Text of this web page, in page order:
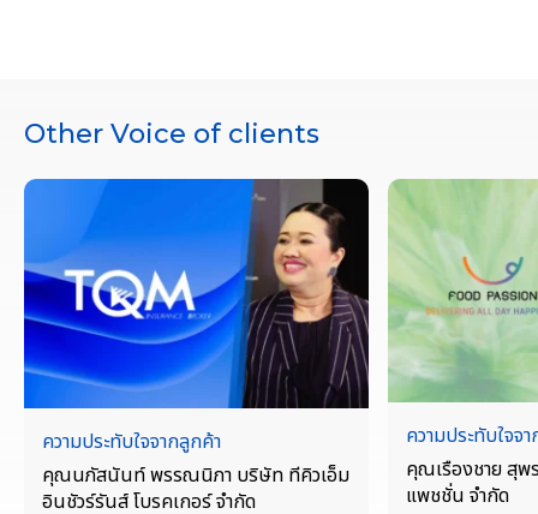
Other Voice of clients
ความประทับใจจากลูกค้า
คุณนภัสนันท์ พรรณนิภา บริษัท ทีคิวเอ็ม
อินชัวร์รันส์ โบรคเกอร์ จำกัด
ความประทับใจจ
คุณเรืองชาย สุ
แพชชั่น จำกัด